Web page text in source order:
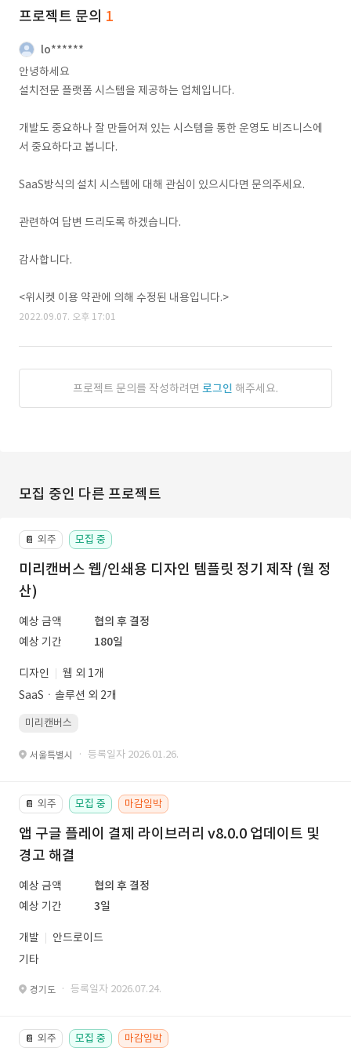
프로젝트 문의 1
lo******
안녕하세요
설치전문 플랫폼 시스템을 제공하는 업체입니다.
개발도 중요하나 잘 만들어져 있는 시스템을 통한 운영도 비즈니스에
서 중요하다고 봅니다.
SaaS방식의 설치 시스템에 대해 관심이 있으시다면 문의주세요.
관련하여 답변 드리도록 하겠습니다.
감사합니다.
<위시켓 이용 약관에 의해 수정된 내용입니다.>
2022.09.07. 오후 17:01
프로젝트 문의를 작성하려면 로그인 해주세요.
모집 중인 다른 프로젝트
📔 외주 모집 중
미리캔버스 웹/인쇄용 디자인 템플릿 정기 제작 (월 정
산)
예상 금액
협의 후 결정
예상 기간
180일
디자인
웹 외 1개
SaaSㆍ솔루션 외 2개
미리캔버스
서울특별시 · 등록일자 2026.01.26.
📔 외주 모집 중 마감임박
앱 구글 플레이 결제 라이브러리 v8.0.0 업데이트 및
경고 해결
예상 금액
협의 후 결정
예상 기간
3일
개발
안드로이드
기타
경기도 · 등록일자 2026.07.24.
📔 외주 모집 중 마감임박